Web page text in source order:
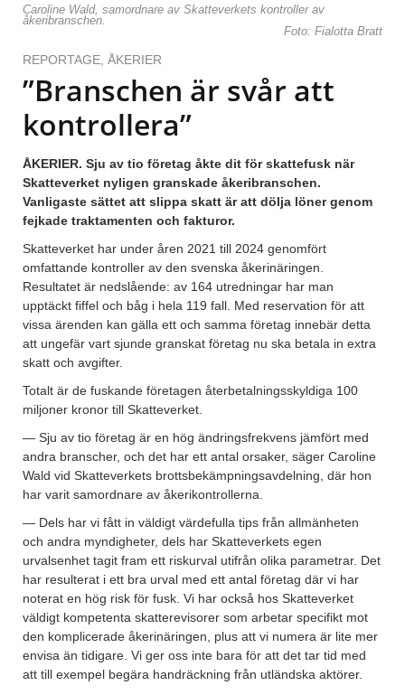
Caroline Wald, samordnare av Skatteverkets kontroller av
åkeribranschen.
Foto: Fialotta Bratt
REPORTAGE ÅKERIER
”Branschen är svår att
kontrollera”
ÅKERIER. Sju av tio företag åkte dit för skattefusk när
Skatteverket nyligen granskade åkeribranschen.
Vanligaste sättet att slippa skatt är att dölja löner genom
fejkade traktamenten och fakturor.
Skatteverket har under åren 2021 till 2024 genomfört
omfattande kontroller av den svenska åkerinäringen.
Resultatet är nedslående: av 164 utredningar har man
upptäckt fiffel och båg i hela 119 fall. Med reservation för att
vissa ärenden kan gälla ett och samma företag innebär detta
att ungefär vart sjunde granskat företag nu ska betala in extra
skatt och avgifter.
Totalt är de fuskande företagen återbetalningsskyldiga 100
miljoner kronor till Skatteverket.
— Sju av tio företag är en hög ändringsfrekvens jämfört med
andra branscher, och det har ett antal orsaker, säger Caroline
Wald vid Skatteverkets brottsbekämpningsavdelning, där hon
har varit samordnare av åkerikontrollerna.
— Dels har vi fått in väldigt värdefulla tips från allmänheten
och andra myndigheter, dels har Skatteverkets egen
urvalsenhet tagit fram ett riskurval utifrån olika parametrar. Det
har resulterat i ett bra urval med ett antal företag där vi har
noterat en hög risk för fusk. Vi har också hos Skatteverket
väldigt kompetenta skatterevisorer som arbetar specifikt mot
den komplicerade åkerinäringen, plus att vi numera är lite mer
envisa än tidigare. Vi ger oss inte bara för att det tar tid med
att till exempel begära handräckning från utländska aktörer.